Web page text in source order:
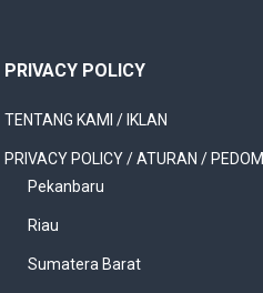
PRIVACY POLICY
TENTANG KAMI / IKLAN
PRIVACY POLICY / ATURAN /
Pekanbaru
Riau
Sumatera Barat